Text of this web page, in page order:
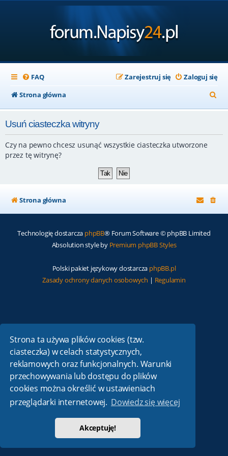
Strona ta używa plików cookies (tzw.
ciasteczka) w celach statystycznych,
reklamowych oraz funkcjonalnych. Warunki
przechowywania lub dostępu do plików
cookies można określić w ustawieniach
przeglądarki internetowej. Dowiedz się więcej
Akceptuję!
FAQ Zaloguj się
Zarejestruj się
Strona główna
z
Usuń ciasteczka witryny
Czy na pewno chcesz usunąć wszystkie ciasteczka utworzone
przez tę witrynę?
Strona główna
Technologię dostarcza phpBB® Forum Software © phpBB Limited
Absolution style by Premium phpBB Styles
Polski pakiet językowy dostarcza phpBB.pl
Zasady ochrony danych osobowych | Regulamin